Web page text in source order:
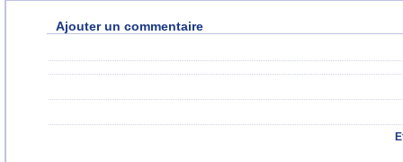
Ajouter un commentaire